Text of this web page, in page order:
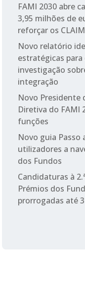
FAMI 2030 abre
3,95 milhões de
reforçar os CLAIM
Novo relatório
estratégicas
investigação
integração
Novo Presidente
Diretiva do FAMI
funções
Novo guia Passo
utilizadores a
dos Fundos
Candidaturas à
Prémios dos
prorrogadas até